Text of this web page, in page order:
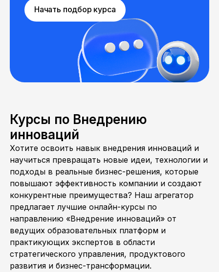
Начать подбор курса
Курсы по Внедрению
инноваций
Хотите освоить навык внедрения инноваций и
научиться превращать новые идеи, технологии и
подходы в реальные бизнес-решения, которые
повышают эффективность компании и создают
конкурентные преимущества? Наш агрегатор
предлагает лучшие онлайн-курсы по
направлению «Внедрение инноваций» от
ведущих образовательных платформ и
практикующих экспертов в области
стратегического управления, продуктового
развития и бизнес-трансформации.